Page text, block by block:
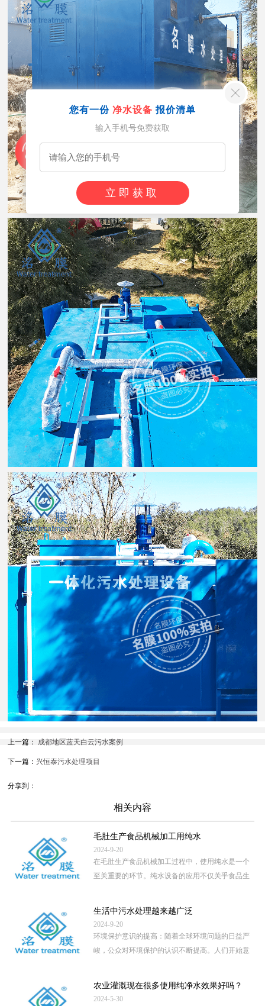
上一篇： 成都地区蓝天白云污水案例
下一篇：兴恒泰污水处理项目
分享到：
相关内容
毛肚生产食品机械加工用纯水
2024-9-20
在毛肚生产食品机械加工过程中，使用纯水是一个
至关重要的环节。纯水设备的应用不仅关乎食品生
生活中污水处理越来越广泛
2024-9-20
环境保护意识的提高：随着全球环境问题的日益严
峻，公众对环境保护的认识不断提高。人们开始意
农业灌溉现在很多使用纯净水效果好吗？
2024-5-30
您有一份 净水设备 报价清单
输入手机号免费获取
立即获取